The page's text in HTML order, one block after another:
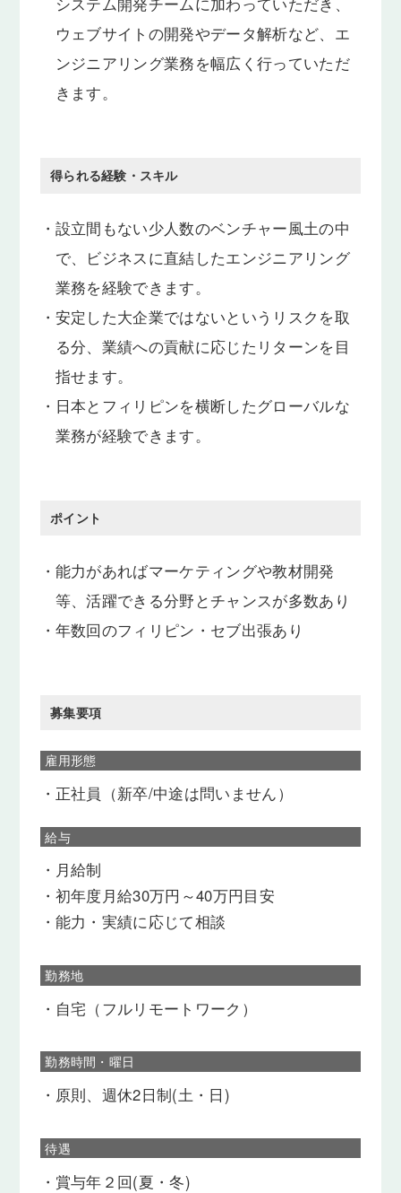
ウェブサイトの開発やデータ解析など、エ
ンジニアリング業務を幅広く行っていただ
きます。
得られる経験・スキル
・設立間もない少人数のベンチャー風土の中
で、ビジネスに直結したエンジニアリング
業務を経験できます。
・安定した大企業ではないというリスクを取
る分、業績への貢献に応じたリターンを目
指せます。
・ 日本とフィリピンを横断したグローバルな
業務が経験できます。
ポイント
・能力があればマーケティングや教材開発
等、活躍できる分野とチャンスが多数あり
・年数回のフィリピン・セブ出張あり
募集要項
雇用形態
・ 正社員（新卒/中途は問いません）
給与
・ 月給制
・初年度月給30万円～40万円目安
・能力・実績に応じて相談
勤務地
・ 自宅（フルリモートワーク）
勤務時間・曜日
・ 原則、週休2日制(土・日)
待遇
・ 賞与年２回(夏・冬)